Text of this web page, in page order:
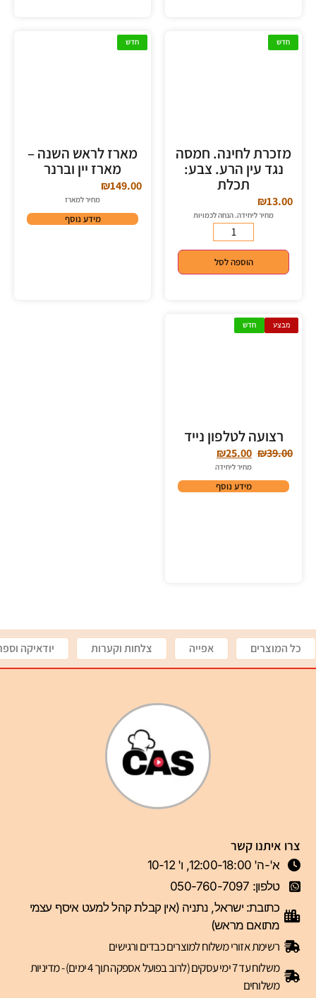
חדש
מזכרת לחינה. חמסה
נגד עין הרע. צבע:
תכלת
₪13.00
מחיר ליחידה. הנחה לכמויות
הוספה לסל
חדש
מארז לראש השנה –
מארז יין וברנר
₪149.00
מחיר למארז
מידע נוסף
מבצע חדש
רצועה לטלפון נייד
₪39.00
₪25.00
מחיר ליחידה
מידע נוסף
כל המוצרים אפייה צלחות וקערות יודאיקה
צרו איתנו קשר
א'-ה' 12:00-18:00, ו' 10-12
טלפון: 050-760-7097
כתובת: ישראל, נתניה (אין קבלת קהל למעט איסף עצמי
מתואם מראש)
רשימת אזורי משלוח למוצרים כבדים ורגישים
משלוח עד 7 ימי עסקים (לרוב בפועל אספקה תוך 4 ימים) - מדיניות
משלוחים